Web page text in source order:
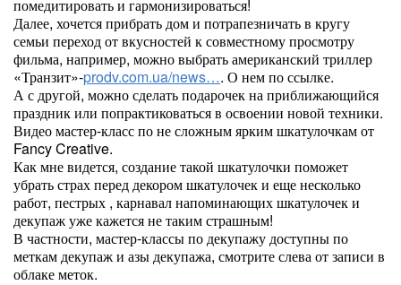
помедитировать и гармонизироваться!
Далее, хочется прибрать дом и потрапезничать в кругу
семьи переход от вкусностей к совместному просмотру
фильма, например, можно выбрать американский триллер
«Транзит»-prodv.com.ua/news…. О нем по ссылке.
А с другой, можно сделать подарочек на приближающийся
праздник или попрактиковаться в освоении новой техники.
Видео мастер-класс по не сложным ярким шкатулочкам от
Fancy Creative.
Как мне видется, создание такой шкатулочки поможет
убрать страх перед декором шкатулочек и еще несколько
работ, пестрых , карнавал напоминающих шкатулочек и
декупаж уже кажется не таким страшным!
В частности, мастер-классы по декупажу доступны по
меткам декупаж и азы декупажа, смотрите слева от записи в
облаке меток.